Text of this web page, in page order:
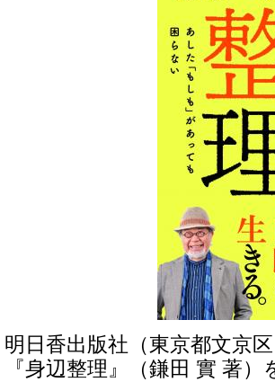
明日香出版社（東京都文京
『身辺整理』（鎌田 實 著